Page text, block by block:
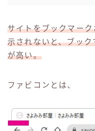
サイトをブックマー
示されないと、ブッ
が高い。
ファビコンとは、